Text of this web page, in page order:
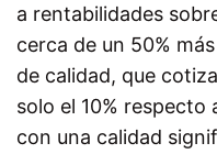
a rentabilidades
cerca de un 50%
de calidad, que
solo el 10% respecto
con una calidad